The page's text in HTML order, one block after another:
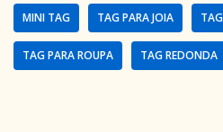
MINI TAG TAG PARA JOIA
TAG PARA ROUPA TAG REDONDA